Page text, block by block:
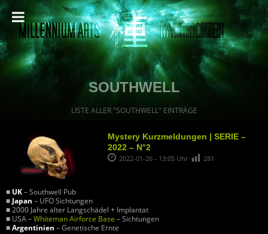
SOUTHWELL
LISTE ALLER "SOUTHWELL" EINTRÄGE
Mystery Kurzmeldungen | SERIE –
2022 – N°2
2022-01-26 - 13:05 Uhr 281
■ UK– Southwell Pub
■ Japan – UFO Sichtungen
■ 2000 Jahre alter Langschädel + Implantat
■ USA –Whiteman Airforce Base – Sichtungen
■Argentinien – Genetische Ernte